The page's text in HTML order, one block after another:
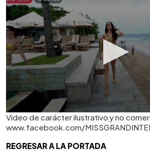
Video de carácter ilustrativo y no
www.facebook.com/
REGRESAR A LA PORTADA